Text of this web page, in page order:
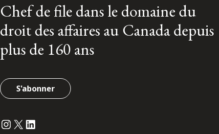
Chef de file dans le domaine du
droit des affaires au Canada depuis
plus de 160 ans
S'abonner
Instagram
Twitter
LinkedIn